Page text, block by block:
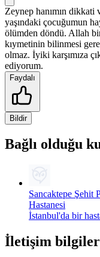
Zeynep hanımın dikkati
yaşındaki çocuğumun
ölümden döndü. Allah
kıymetinin bilinmesi
olmaz. İyiki karşımıza
ediyorum.
Faydalı
Bildir
Bağlı olduğu
Sancaktepe Şehit
Hastanesi
İstanbul'da bir
İletişim